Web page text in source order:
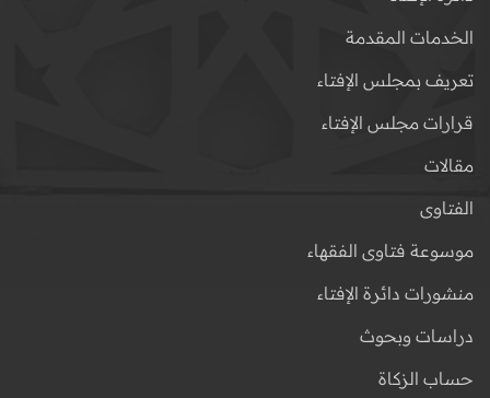
الخدمات المقدمة
تعريف بمجلس الإفتاء
قرارات مجلس الإفتاء
مقالات
الفتاوى
موسوعة فتاوى الفقهاء
منشورات دائرة الإفتاء
دراسات وبحوث
حساب الزكاة